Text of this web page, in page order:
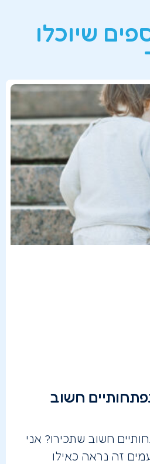
שיוכלו
חשוב
חשוב שתכירו? אני
זה נראה כאילו